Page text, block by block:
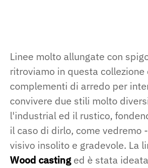
Linee molto allungate con
ritroviamo in questa collezione
complementi di arredo per
convivere due stili molto
l'industrial ed il rustico,
il caso di dirlo, come vedremo
visivo insolito e gradevole. La
Wood castinged è stata